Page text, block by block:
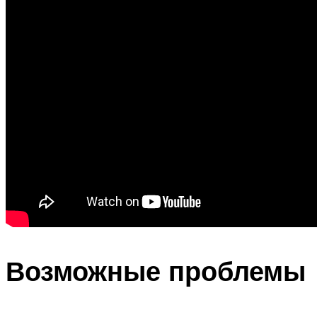
Возможные проблемы